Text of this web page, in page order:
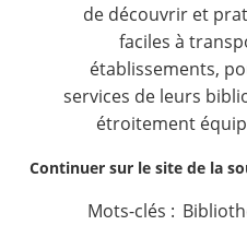
de découvrir et
faciles à
établissements,
services de leurs
étroitement
Continuer sur le site de la
Mots-clés :